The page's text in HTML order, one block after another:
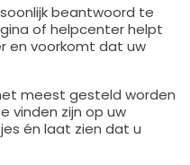
beantwoord te
of helpcenter helpt
en voorkomt dat uw
meest gesteld worden
vinden zijn op uw
én laat zien dat u